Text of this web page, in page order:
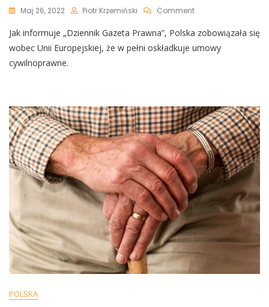
Maj 26, 2022 Piotr Krzemiński CommentOn
Podniesie
Podatki
Ucieczki
Przed
ZUS-
Em
Jak informuje „Dziennik Gazeta Prawna”, Polska zobowiązała się
wobec Unii Europejskiej, że w pełni oskładkuje umowy
cywilnoprawne.
POLSKA